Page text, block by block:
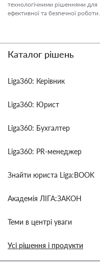
технологічними рішеннями для
ефективної та безпечної роботи.
Каталог рішень
Liga360: Керівник
Liga360: Юрист
Liga360: Бухгалтер
Liga360: PR-менеджер
Знайти юриста Liga:BOOK
Академія ЛІГА:ЗАКОН
Теми в центрі уваги
Усі рішення і продукти